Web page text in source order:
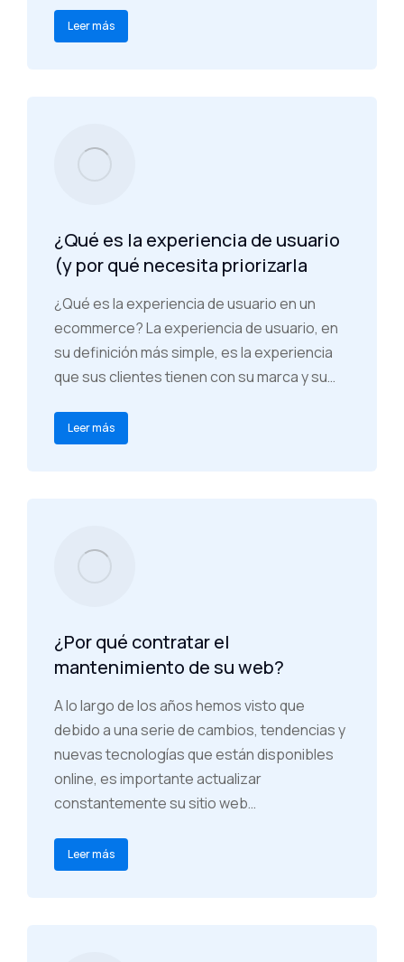
Leer más
¿Qué es la experiencia de usuario
(y por qué necesita priorizarla
¿Qué es la experiencia de usuario en un
ecommerce? La experiencia de usuario, en
su definición más simple, es la experiencia
que sus clientes tienen con su marca y su…
Leer más
¿Por qué contratar el
mantenimiento de su web?
A lo largo de los años hemos visto que
debido a una serie de cambios, tendencias y
nuevas tecnologías que están disponibles
online, es importante actualizar
constantemente su sitio web…
Leer más